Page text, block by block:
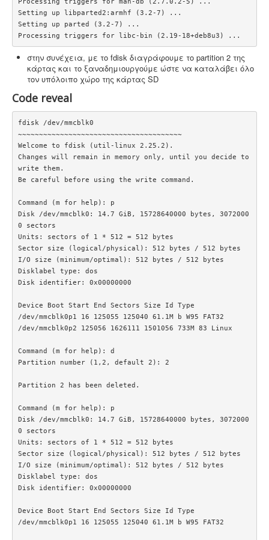
Setting up libparted2:armhf (3.2-7) ...
Setting up parted (3.2-7) ...
στην συνέχεια, με το fdisk διαγράφουμε το partition 2 της
κάρτας και το ξαναδημιουργούμε ώστε να καταλάβει όλο
τον υπόλοιπο χώρο της κάρτας SD
Code reveal
fdisk /dev/mmcblk0
~~~~~~~~~~~~~~~~~~~~~~~~~~~~~~~~~~~~~~~
Welcome to fdisk (util-linux 2.25.2).
Changes will remain in memory only, until you decide to
write them.
Be careful before using the write command.
Command (m for help): p
Disk /dev/mmcblk0: 14.7 GiB, 15728640000 bytes, 3072000
0 sectors
Units: sectors of 1 * 512 = 512 bytes
Sector size (logical/physical): 512 bytes / 512 bytes
I/O size (minimum/optimal): 512 bytes / 512 bytes
Disklabel type: dos
Disk identifier: 0x00000000
Device Boot Start End Sectors Size Id Type
/dev/mmcblk0p1 16 125055 125040 61.1M b W95 FAT32
/dev/mmcblk0p2 125056 1626111 1501056 733M 83 Linux
Command (m for help): d
Partition number (1,2, default 2): 2
Partition 2 has been deleted.
Command (m for help): p
Disk /dev/mmcblk0: 14.7 GiB, 15728640000 bytes, 3072000
0 sectors
Units: sectors of 1 * 512 = 512 bytes
Sector size (logical/physical): 512 bytes / 512 bytes
I/O size (minimum/optimal): 512 bytes / 512 bytes
Disklabel type: dos
Disk identifier: 0x00000000
Device Boot Start End Sectors Size Id Type
/dev/mmcblk0p1 16 125055 125040 61.1M b W95 FAT32